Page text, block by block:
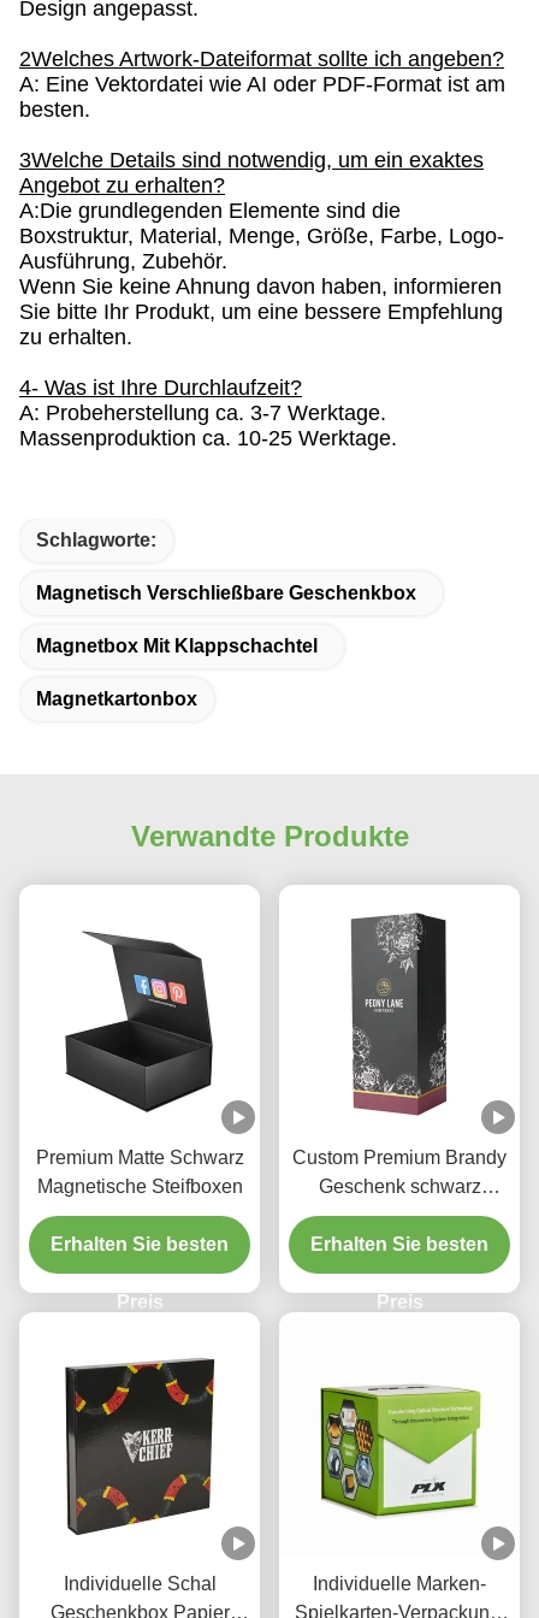
Design angepasst.
2Welches Artwork-Dateiformat sollte ich angeben?
A: Eine Vektordatei wie AI oder PDF-Format ist am
besten.
3Welche Details sind notwendig, um ein exaktes
Angebot zu erhalten?
A:Die grundlegenden Elemente sind die
Boxstruktur, Material, Menge, Größe, Farbe, Logo-
Ausführung, Zubehör.
Wenn Sie keine Ahnung davon haben, informieren
Sie bitte Ihr Produkt, um eine bessere Empfehlung
zu erhalten.
4- Was ist Ihre Durchlaufzeit?
A: Probeherstellung ca. 3-7 Werktage.
Massenproduktion ca. 10-25 Werktage.
Schlagworte:
Magnetisch Verschließbare Geschenkbox
Magnetbox Mit Klappschachtel
Magnetkartonbox
Verwandte Produkte
Premium Matte Schwarz
Magnetische Steifboxen
Erhalten Sie besten
Preis
Custom Premium Brandy
Geschenk schwarz
Magnetisch Schließfach
mit EVA-Tray Folie Logo
Erhalten Sie besten
Preis
Individuelle Schal
Geschenkbox Papier
Individuelle Marken-
Spielkarten-Verpackung,